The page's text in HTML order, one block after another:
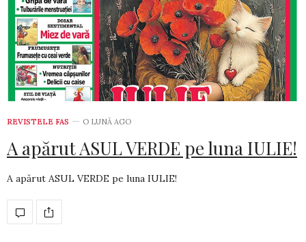
REVISTELE FAS O LUNĂ AGO
A apărut ASUL VERDE pe luna IULIE!
A apărut ASUL VERDE pe luna IULIE!